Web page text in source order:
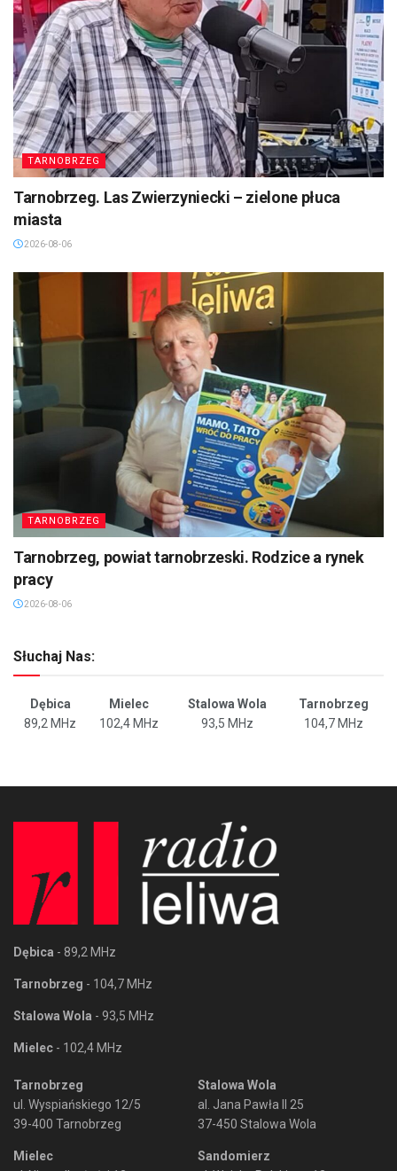
TARNOBRZEG
Tarnobrzeg. Las Zwierzyniecki – zielone płuca
miasta
2026-08-06
TARNOBRZEG
Tarnobrzeg, powiat tarnobrzeski. Rodzice a rynek
pracy
2026-08-06
Słuchaj Nas:
Dębica Mielec Stalowa Wola
Tarnobrzeg
89,2 MHz
102,4 MHz 93,5 MHz 104,7 MHz
Dębica - 89,2 MHz
Tarnobrzeg - 104,7 MHz
Stalowa Wola - 93,5 MHz
Mielec - 102,4 MHz
Tarnobrzeg
ul. Wyspiańskiego 12/5
39-400 Tarnobrzeg
Mielec
Stalowa Wola
al. Jana Pawła II 25
37-450 Stalowa Wola
Sandomierz